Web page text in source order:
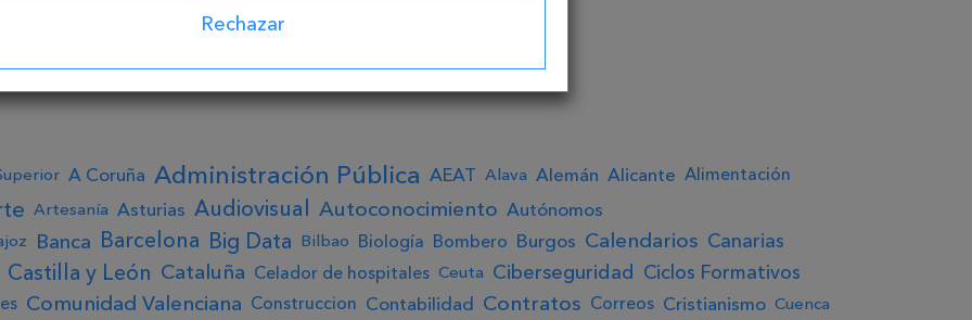
3
A Coruña Administración Pública AEAT Alava Alemán Alicante Alimentación
Artesanía Asturias Audiovisual Autoconocimiento Autónomos
Banca Barcelona Big Data Bilbao Biología Bombero Burgos Calendarios Canarias
Castilla y León Cataluña Celador de hospitales Ceuta Ciberseguridad Ciclos Formativos
Comunidad Valenciana Construccion Contabilidad Contratos Correos Cristianismo Cuenca
Rechazar